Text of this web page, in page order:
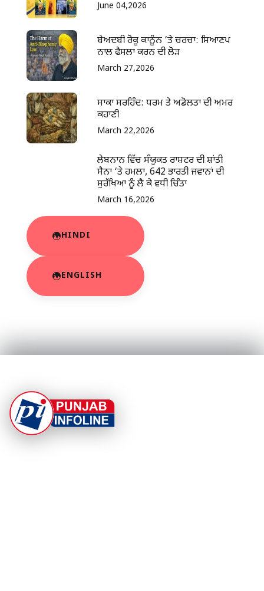
June 04,2026
ਬੇਅਦਬੀ ਰੋਕੂ ਕਾਨੂੰਨ ‘ਤੇ ਚਰਚਾ: ਸਿਆਣਪ
ਨਾਲ ਫੈਸਲਾ ਕਰਨ ਦੀ ਲੋੜ
March 27,2026
ਸਾਕਾ ਸਰਹਿੰਦ: ਧਰਮ ਤੇ ਅਡੋਲਤਾ ਦੀ ਅਮਰ
ਕਹਾਣੀ
March 22,2026
ਲੇਬਨਾਨ ਵਿੱਚ ਸੰਯੁਕਤ ਰਾਸ਼ਟਰ ਦੀ ਸ਼ਾਂਤੀ
ਸੈਨਾ ‘ਤੇ ਹਮਲਾ, 642 ਭਾਰਤੀ ਜਵਾਨਾਂ ਦੀ
ਸੁਰੱਖਿਆ ਨੂੰ ਲੈ ਕੇ ਵਧੀ ਚਿੰਤਾ
March 16,2026
HINDI
ENGLISH